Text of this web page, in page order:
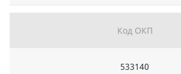
Код ОКП
533140